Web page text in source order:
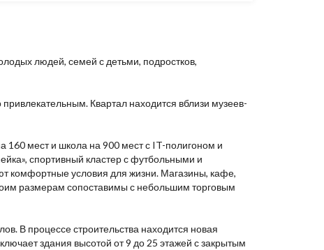
людей, семей с детьми, подростков,
Квартал находится вблизи музеев-
160 мест и школа на 900 мест с IT-полигоном и
спортивный кластер с футбольными и
комфортные условия для жизни. Магазины, кафе,
размерам сопоставимы с небольшим торговым
В процессе строительства находится новая
здания высотой от 9 до 25 этажей с закрытым